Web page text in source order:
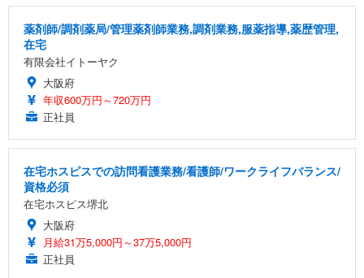
薬剤師/調剤薬局/管理薬剤師業務,調剤業務,服薬指導,薬歴管理,
在宅
有限会社イトーヤク
大阪府
年収600万円～720万円
正社員
在宅ホスピスでの訪問看護業務/看護師/ワークライフバランス/
資格必須
在宅ホスピス堺北
大阪府
月給31万5,000円～37万5,000円
正社員